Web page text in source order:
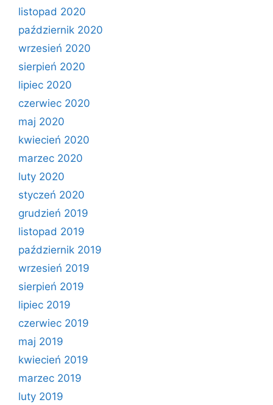
listopad 2020
październik 2020
wrzesień 2020
sierpień 2020
lipiec 2020
czerwiec 2020
maj 2020
kwiecień 2020
marzec 2020
luty 2020
styczeń 2020
grudzień 2019
listopad 2019
październik 2019
wrzesień 2019
sierpień 2019
lipiec 2019
czerwiec 2019
maj 2019
kwiecień 2019
marzec 2019
luty 2019